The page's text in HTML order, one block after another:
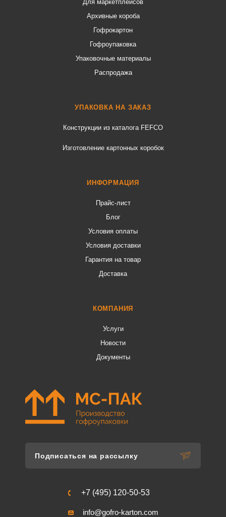
Для маркетплейсов
Архивные короба
Гофрокартон
Гофроупаковка
Упаковочные материалы
Распродажа
УПАКОВКА НА ЗАКАЗ
Конструкции из каталога FEFCO
Изготовление картонных коробок
ИНФОРМАЦИЯ
Прайс-лист
Блог
Условия оплаты
Условия доставки
Гарантия на товар
Доставка
КОМПАНИЯ
Услуги
Новости
Документы
Подписаться на рассылку
+7 (495) 120-50-53
info@gofro-karton.com